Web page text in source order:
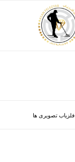
فلزیاب تصویری ها